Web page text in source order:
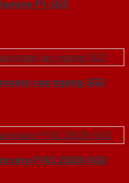
P1-SGD
van ngang-SGD
P1R2 23029-SGD